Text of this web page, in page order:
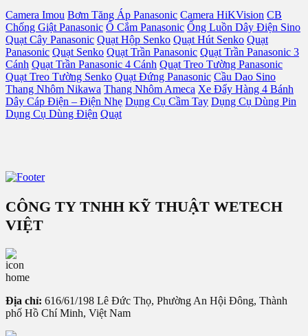
Camera Imou Bơm Tăng Áp Panasonic Camera HiKVision CB
Chống Giật Panasonic Ổ Cắm Panasonic Ống Luồn Dây Điện Sino
Quạt Cây Panasonic Quạt Hộp Senko Quạt Hút Senko Quạt
Panasonic Quạt Senko Quạt Trần Panasonic Quạt Trần Panasonic 3
Cánh Quạt Trần Panasonic 4 Cánh Quạt Treo Tường Panasonic
Quạt Treo Tường Senko Quạt Đứng Panasonic Cầu Dao Sino
Thang Nhôm Nikawa Thang Nhôm Ameca Xe Đẩy Hàng 4 Bánh
Dây Cáp Điện – Điện Nhẹ Dụng Cụ Cầm Tay Dụng Cụ Dùng Pin
Dụng Cụ Dùng Điện Quạt
CÔNG TY TNHH KỸ THUẬT WETECH
VIỆT
Địa chỉ: 616/61/198 Lê Đức Thọ, Phường An Hội Đông, Thành
phố Hồ Chí Minh, Việt Nam